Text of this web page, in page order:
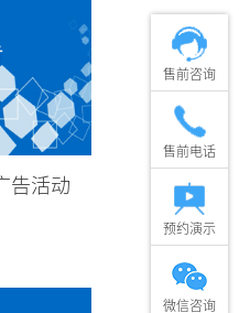
告活动
售前咨询
售前电话
预约演示
微信咨询